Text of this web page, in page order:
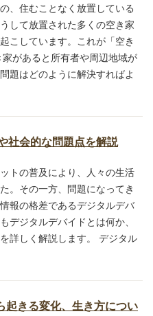
、住むことなく放置している
して放置された多くの空き家
こしています。これが「空き
があると所有者や周辺地域が
題はどのように解決すればよ
社会的な問題点を解説
トの普及により、人々の生活
。その一方、問題になってき
報の格差であるデジタルデバ
デジタルデバイドとは何か、
詳しく解説します。 デジタル
起きる変化、生き方につい